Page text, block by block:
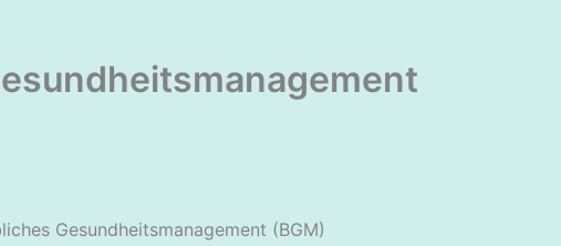
Gesundheitsmanagement (BGM)